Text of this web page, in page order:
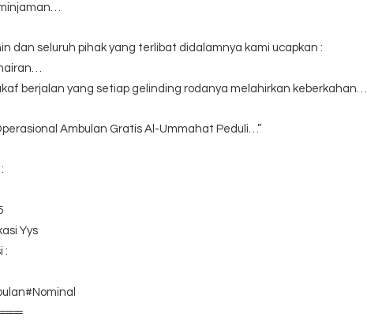
dan seluruh pihak yang terlibat didalamnya kami ucapkan :
berjalan yang setiap gelinding rodanya melahirkan keberkahan…
Ambulan Gratis Al-Ummahat Peduli…”
Yys
: